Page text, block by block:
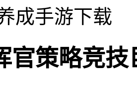
成手游下载
官策略竞